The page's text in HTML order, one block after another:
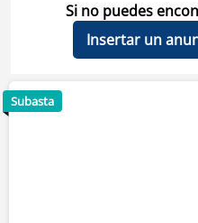
Si no puedes
Insertar un
Subasta